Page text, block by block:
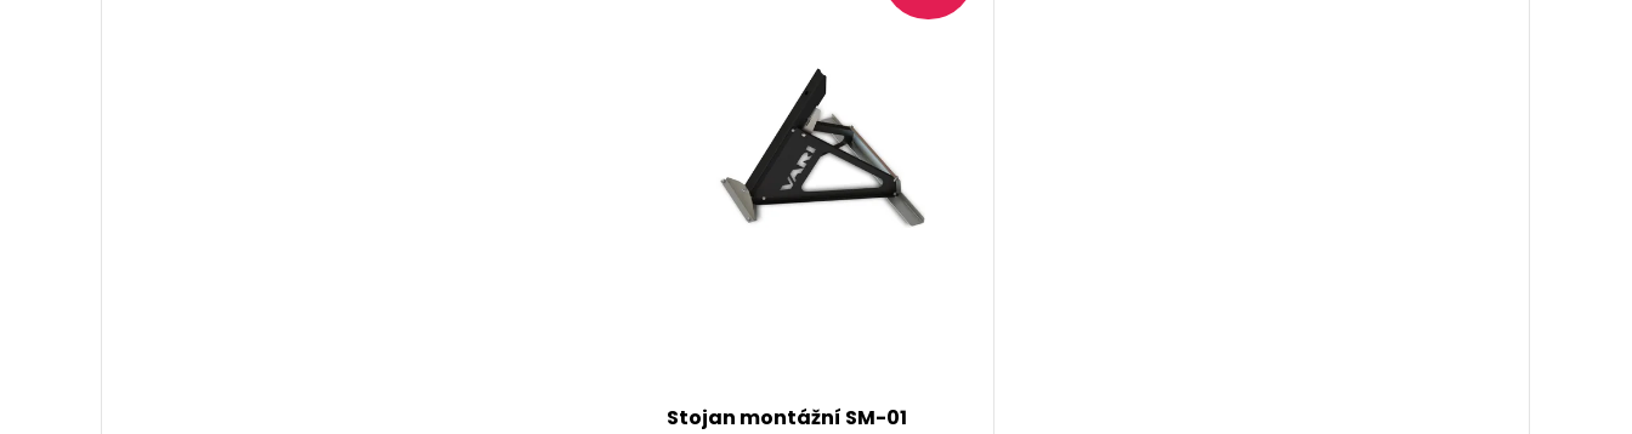
Stojan montážní SM-01